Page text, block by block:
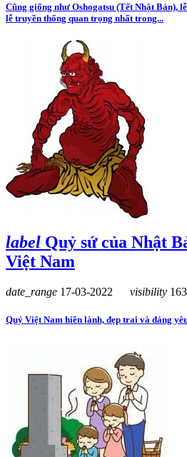
Cũng giống như Oshogatsu (Tết Nhật Bản),
lễ truyền thống quan trọng nhất trong...
label Quỷ sứ của Nhật
Việt Nam
date_range 17-03-2022 visibility
Quỷ Việt Nam hiền lành, đẹp trai và đáng